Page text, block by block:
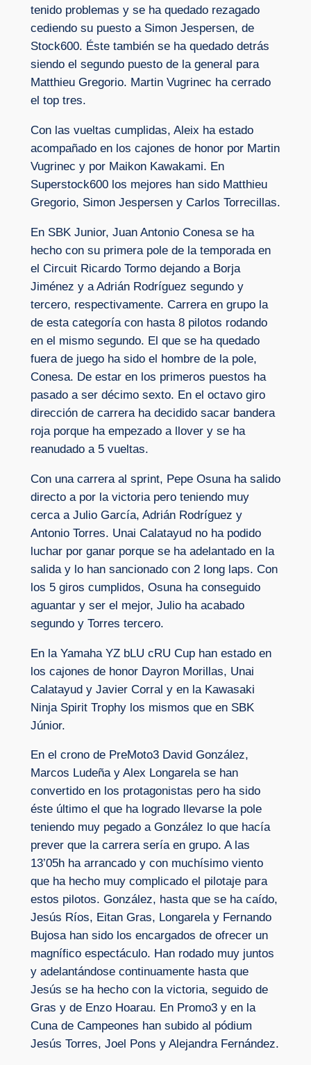
tenido problemas y se ha quedado rezagado
cediendo su puesto a Simon Jespersen, de
Stock600. Éste también se ha quedado detrás
siendo el segundo puesto de la general para
Matthieu Gregorio. Martin Vugrinec ha cerrado
el top tres.
Con las vueltas cumplidas, Aleix ha estado
acompañado en los cajones de honor por Martin
Vugrinec y por Maikon Kawakami. En
Superstock600 los mejores han sido Matthieu
Gregorio, Simon Jespersen y Carlos Torrecillas.
En SBK Junior, Juan Antonio Conesa se ha
hecho con su primera pole de la temporada en
el Circuit Ricardo Tormo dejando a Borja
Jiménez y a Adrián Rodríguez segundo y
tercero, respectivamente. Carrera en grupo la
de esta categoría con hasta 8 pilotos rodando
en el mismo segundo. El que se ha quedado
fuera de juego ha sido el hombre de la pole,
Conesa. De estar en los primeros puestos ha
pasado a ser décimo sexto. En el octavo giro
dirección de carrera ha decidido sacar bandera
roja porque ha empezado a llover y se ha
reanudado a 5 vueltas.
Con una carrera al sprint, Pepe Osuna ha salido
directo a por la victoria pero teniendo muy
cerca a Julio García, Adrián Rodríguez y
Antonio Torres. Unai Calatayud no ha podido
luchar por ganar porque se ha adelantado en la
salida y lo han sancionado con 2 long laps. Con
los 5 giros cumplidos, Osuna ha conseguido
aguantar y ser el mejor, Julio ha acabado
segundo y Torres tercero.
En la Yamaha YZ bLU cRU Cup han estado en
los cajones de honor Dayron Morillas, Unai
Calatayud y Javier Corral y en la Kawasaki
Ninja Spirit Trophy los mismos que en SBK
Júnior.
En el crono de PreMoto3 David González,
Marcos Ludeña y Alex Longarela se han
convertido en los protagonistas pero ha sido
éste último el que ha logrado llevarse la pole
teniendo muy pegado a González lo que hacía
prever que la carrera sería en grupo. A las
13’05h ha arrancado y con muchísimo viento
que ha hecho muy complicado el pilotaje para
estos pilotos. González, hasta que se ha caído,
Jesús Ríos, Eitan Gras, Longarela y Fernando
Bujosa han sido los encargados de ofrecer un
magnífico espectáculo. Han rodado muy juntos
y adelantándose continuamente hasta que
Jesús se ha hecho con la victoria, seguido de
Gras y de Enzo Hoarau. En Promo3 y en la
Cuna de Campeones han subido al pódium
Jesús Torres, Joel Pons y Alejandra Fernández.